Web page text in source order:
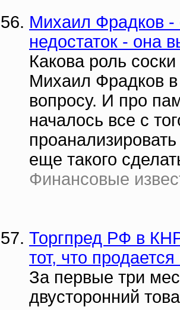
Михаил Фрадков -
недостаток - она
Какова роль
Михаил Фрадков в
вопросу. И про
началось все с
еще такого
Финансовые
Торгпред РФ в
тот, что
За первые три
двусторонний